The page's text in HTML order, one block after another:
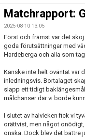
TRUPPEN
SERIER
EKEVALLEN IP
BILDER
Matchrapport:
2025-08-10 13:05
Först och främst var det
goda förutsättningar med
Hardeberga och alla som
Kanske inte helt oväntat var
inledningsvis. Bortalaget
slapp ett tidigt
målchanser där vi borde
I slutet av halvleken fick vi
orättvist, men något
önska. Dock blev det bättre